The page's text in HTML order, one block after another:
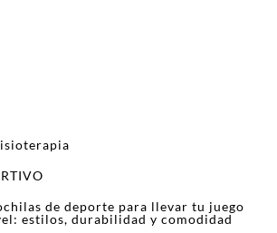
de deporte para llevar tu juego
estilos, durabilidad y comodidad